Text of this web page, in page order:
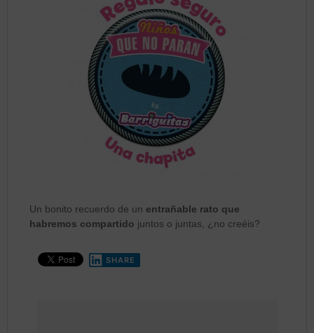
Un bonito recuerdo de un entrañable rato que
habremos compartido juntos o juntas, ¿no creéis?
SHARE